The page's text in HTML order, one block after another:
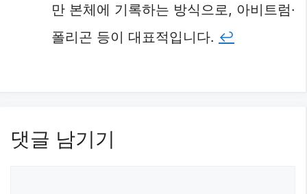
만 본체에 기록하는 방식으로, 아비트럼·
폴리곤 등이 대표적입니다. ↩︎
댓글 남기기